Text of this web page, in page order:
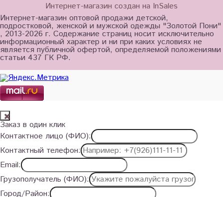
Интернет-магазин создан на InSales
Интернет-магазин оптовой продажи детской,
подростковой, женской и мужской одежды "Золотой Пони"
, 2013-2026 г. Содержание страниц носит исключительно
информационный характер и ни при каких условиях не
является публичной офертой, определяемой положениями
статьи 437 ГК РФ.
Заказ в один клик
Контактное лицо (ФИО):
Контактный телефон:
Email:
Грузополучатель (ФИО):
Город/Район: